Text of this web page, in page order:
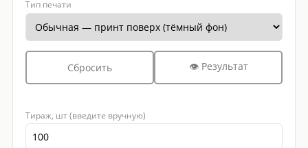
Тип печати
Сбросить 👁 Результат
Тираж, шт (введите вручную)